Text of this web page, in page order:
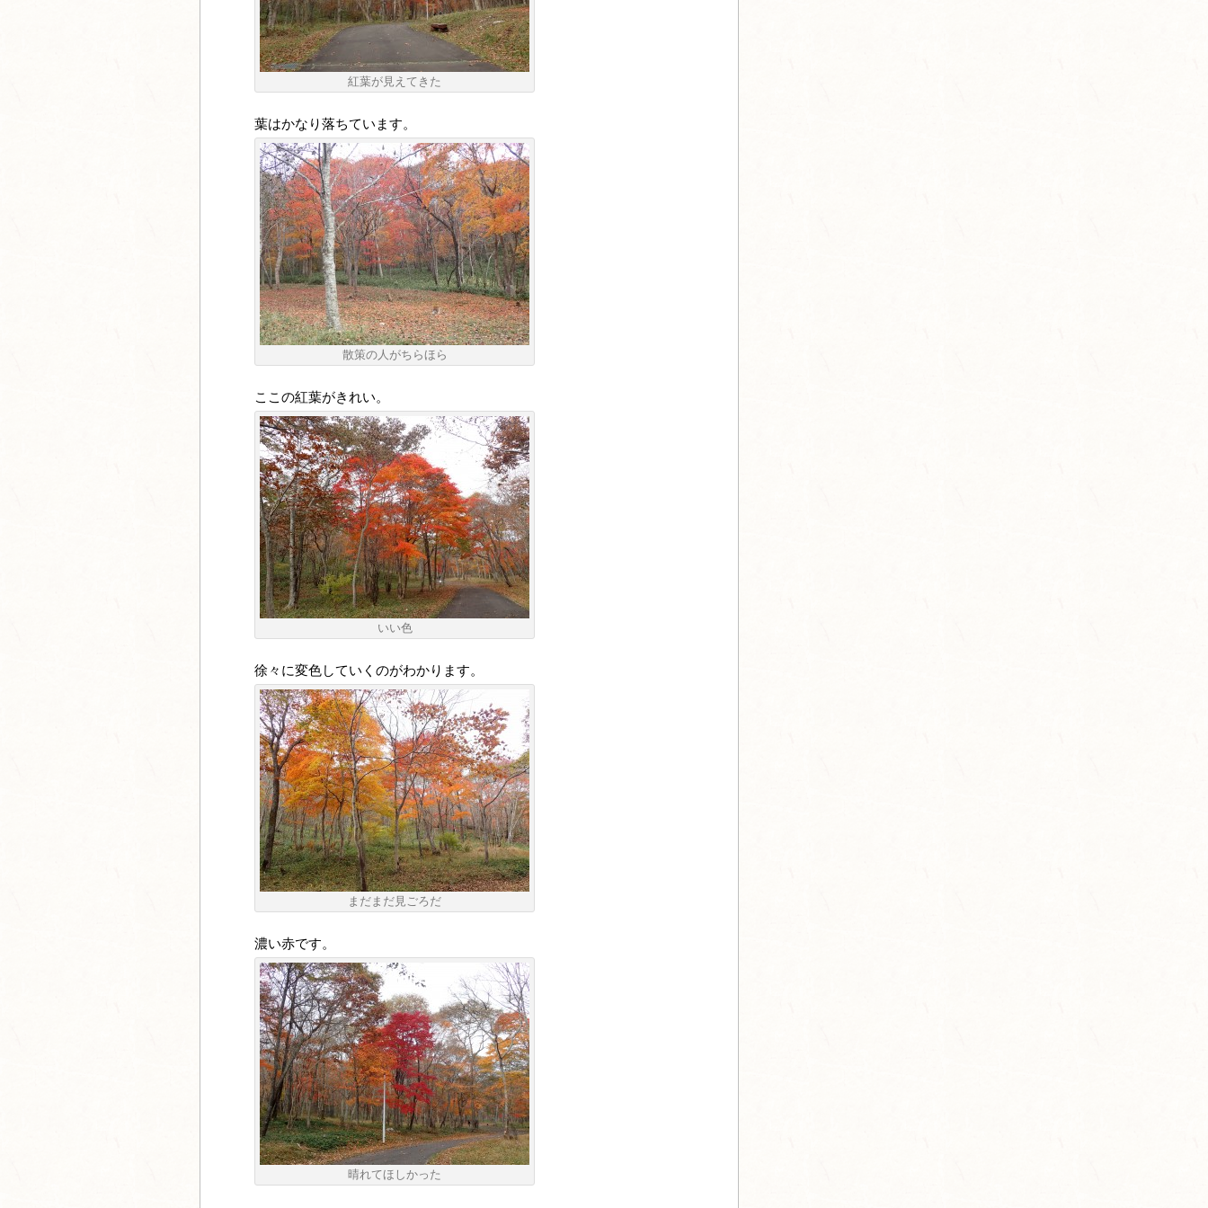
紅葉が見えてきた
葉はかなり落ちています。
散策の人がちらほら
ここの紅葉がきれい。
いい色
徐々に変色していくのがわかります。
まだまだ見ごろだ
濃い赤です。
晴れてほしかった